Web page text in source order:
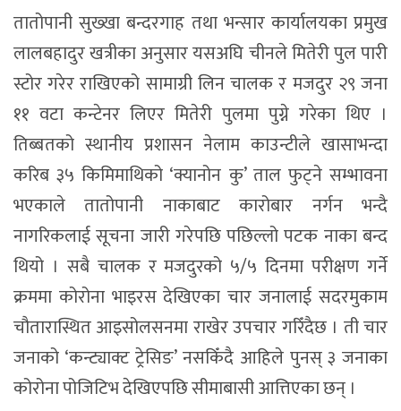
तातोपानी सुख्खा बन्दरगाह तथा भन्सार कार्यालयका प्रमुख
लालबहादुर खत्रीका अनुसार यसअघि चीनले मितेरी पुल पारी
स्टोर गरेर राखिएको सामाग्री लिन चालक र मजदुर २९ जना
११ वटा कन्टेनर लिएर मितेरी पुलमा पुग्ने गरेका थिए ।
तिब्बतको स्थानीय प्रशासन नेलाम काउन्टीले खासाभन्दा
करिब ३५ किमिमाथिको ‘क्यानोन कु’ ताल फुट्ने सम्भावना
भएकाले तातोपानी नाकाबाट कारोबार नर्गन भन्दै
नागरिकलाई सूचना जारी गरेपछि पछिल्लो पटक नाका बन्द
थियो । सबै चालक र मजदुरको ५/५ दिनमा परीक्षण गर्ने
क्रममा कोरोना भाइरस देखिएका चार जनालाई सदरमुकाम
चौतारास्थित आइसोलसनमा राखेर उपचार गरिँदैछ । ती चार
जनाको ‘कन्ट्याक्ट ट्रेसिङ’ नसकिँदै आहिले पुनस् ३ जनाका
कोरोना पोजिटिभ देखिएपछि सीमाबासी आत्तिएका छन् ।